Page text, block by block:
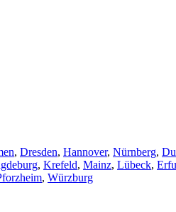
, Dresden, Hannover, Nürnberg,
, Krefeld, Mainz, Lübeck,
, Würzburg